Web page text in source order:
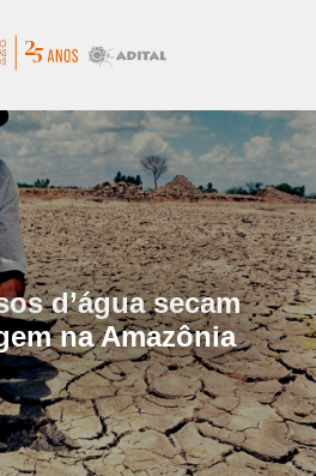
d’água secam
na Amazônia